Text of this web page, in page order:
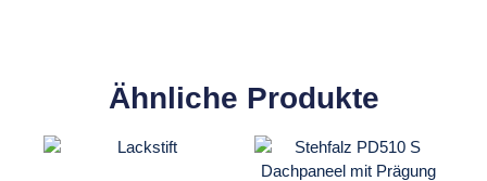
Ähnliche Produkte
Dieses
Dieses
Produkt